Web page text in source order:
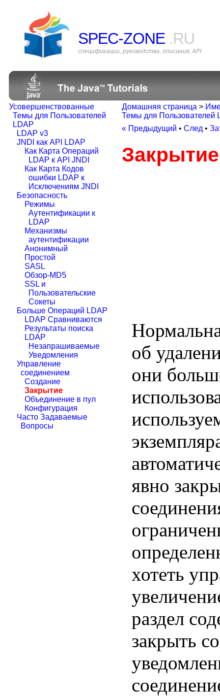
SPEC-ZONE .RU
спецификации, руководства, описания, API
Усовершенствованные
Темы для Пользователей
LDAP
LDAP v3
JNDI как API LDAP
Как Карта Операций
LDAP к API JNDI
Как Карта Кодов
ошибки LDAP к
Исключениям JNDI
Безопасность
Режимы
Аутентификации к
LDAP
Механизмы
аутентификации
Анонимный
Простой
SASL
Обзор-MD5
SSL и
Пользовательские
Сокеты
Больше Операций LDAP
LDAP Сравниваются
Результаты поиска
LDAP
Незапрашиваемые
Уведомления
Управление
соединением
Создание
Закрытие
Объединение в пул
Конфигурация
Часто Задаваемые
Вопросы
Домашняя страница >
Темы для Пользователей
« Предыдущий • След •
Закрытие
об
они
явно
хотеть
раздел
закрыть